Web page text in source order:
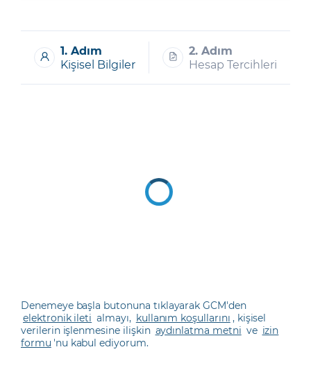
1. Adım
Kişisel Bilgiler
2. Adım
Hesap Tercihleri
Denemeye başla butonuna tıklayarak GCM'den
elektronik ileti almayı, kullanım koşullarını , kişisel
verilerin işlenmesine ilişkin aydınlatma metni ve izin
formu 'nu kabul ediyorum.